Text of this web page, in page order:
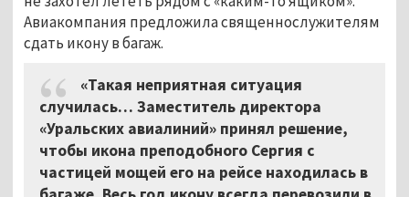
Авиакомпания предложила священнослужителям
сдать икону в багаж.
«Такая неприятная ситуация
случилась… Заместитель директора
«Уральских авиалиний» принял решение,
чтобы икона преподобного Сергия с
частицей мощей его на рейсе находилась в